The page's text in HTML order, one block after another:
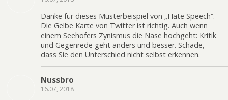
Danke für dieses Musterbeispiel von „Hate Speech“.
Die Gelbe Karte von Twitter ist richtig. Auch wenn
einem Seehofers Zynismus die Nase hochgeht: Kritik
und Gegenrede geht anders und besser. Schade,
dass Sie den Unterschied nicht selbst erkennen.
Nussbro
16.07, 2018